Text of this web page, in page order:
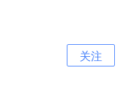
关注